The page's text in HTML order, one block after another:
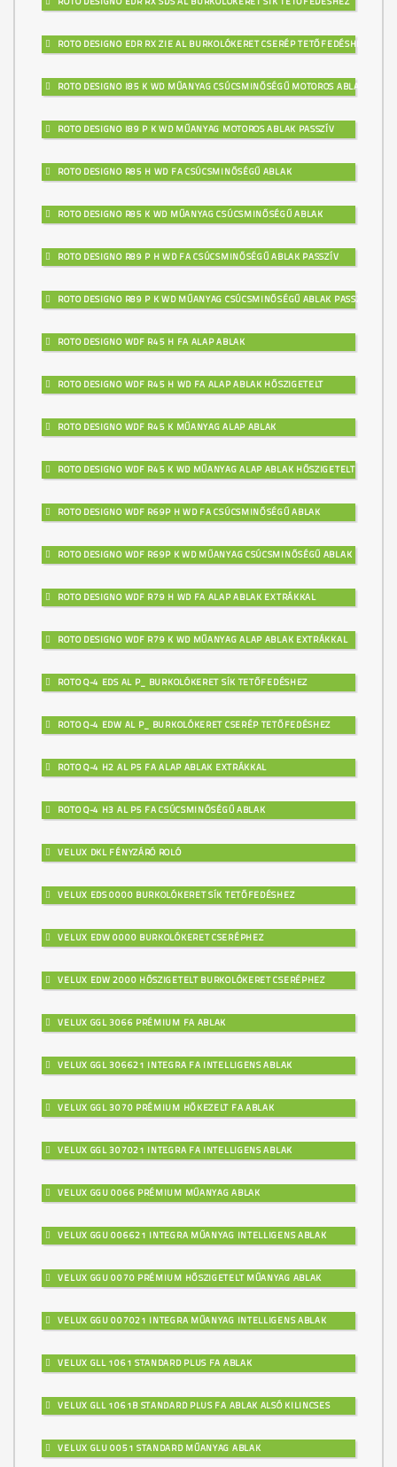
ROTO DESIGNO EDR RX ZIE AL BURKOLÓKERET CSERÉP TETŐFEDÉSHEZ
ROTO DESIGNO I85 K WD MŰANYAG CSÚCSMINŐSÉGŰ MOTOROS ABLAK
ROTO DESIGNO I89 P K WD MŰANYAG MOTOROS ABLAK PASSZÍV
ROTO DESIGNO R85 H WD FA CSÚCSMINŐSÉGŰ ABLAK
ROTO DESIGNO R85 K WD MŰANYAG CSÚCSMINŐSÉGŰ ABLAK
ROTO DESIGNO R89 P H WD FA CSÚCSMINŐSÉGŰ ABLAK PASSZÍV
ROTO DESIGNO R89 P K WD MŰANYAG CSÚCSMINŐSÉGŰ ABLAK PASSZÍV
ROTO DESIGNO WDF R45 H FA ALAP ABLAK
ROTO DESIGNO WDF R45 H WD FA ALAP ABLAK HŐSZIGETELT
ROTO DESIGNO WDF R45 K MŰANYAG ALAP ABLAK
ROTO DESIGNO WDF R45 K WD MŰANYAG ALAP ABLAK HŐSZIGETELT
ROTO DESIGNO WDF R69P H WD FA CSÚCSMINŐSÉGŰ ABLAK
ROTO DESIGNO WDF R69P K WD MŰANYAG CSÚCSMINŐSÉGŰ ABLAK
ROTO DESIGNO WDF R79 H WD FA ALAP ABLAK EXTRÁKKAL
ROTO DESIGNO WDF R79 K WD MŰANYAG ALAP ABLAK EXTRÁKKAL
ROTO Q-4 EDS AL P_ BURKOLÓKERET SÍK TETŐFEDÉSHEZ
ROTO Q-4 EDW AL P_ BURKOLÓKERET CSERÉP TETŐFEDÉSHEZ
ROTO Q-4 H2 AL P5 FA ALAP ABLAK EXTRÁKKAL
ROTO Q-4 H3 AL P5 FA CSÚCSMINŐSÉGŰ ABLAK
VELUX DKL FÉNYZÁRÓ ROLÓ
VELUX EDS 0000 BURKOLÓKERET SÍK TETŐFEDÉSHEZ
VELUX EDW 0000 BURKOLÓKERET CSERÉPHEZ
VELUX EDW 2000 HŐSZIGETELT BURKOLÓKERET CSERÉPHEZ
VELUX GGL 3066 PRÉMIUM FA ABLAK
VELUX GGL 306621 INTEGRA FA INTELLIGENS ABLAK
VELUX GGL 3070 PRÉMIUM HŐKEZELT FA ABLAK
VELUX GGL 307021 INTEGRA FA INTELLIGENS ABLAK
VELUX GGU 0066 PRÉMIUM MŰANYAG ABLAK
VELUX GGU 006621 INTEGRA MŰANYAG INTELLIGENS ABLAK
VELUX GGU 0070 PRÉMIUM HŐSZIGETELT MŰANYAG ABLAK
VELUX GGU 007021 INTEGRA MŰANYAG INTELLIGENS ABLAK
VELUX GLL 1061 STANDARD PLUS FA ABLAK
VELUX GLL 1061B STANDARD PLUS FA ABLAK ALSÓ KILINCSES
VELUX GLU 0051 STANDARD MŰANYAG ABLAK